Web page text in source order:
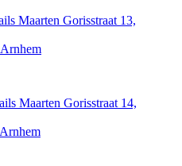
Maarten Gorisstraat 13,
Maarten Gorisstraat 14,